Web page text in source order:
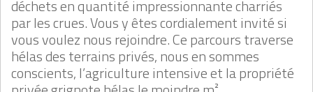
déchets en quantité impressionnante charriés
par les crues. Vous y êtes cordialement invité si
vous voulez nous rejoindre. Ce parcours traverse
hélas des terrains privés, nous en sommes
conscients, l’agriculture intensive et la propriété